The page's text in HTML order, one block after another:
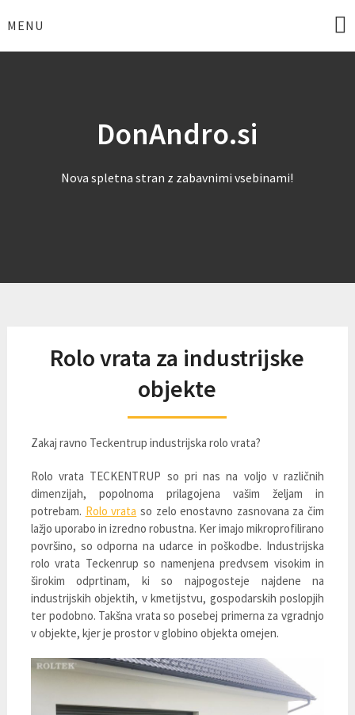
toMENU
DonAndro.si
Nova spletna stran z zabavnimi vsebinami!
Rolo vrata za industrijske
objekte
Zakaj ravno Teckentrup industrijska rolo vrata?
Rolo vrata TECKENTRUP so pri nas na voljo v različnih
dimenzijah, popolnoma prilagojena vašim željam in
potrebam. Rolo vrata so zelo enostavno zasnovana za čim
lažjo uporabo in izredno robustna. Ker imajo mikroprofilirano
površino, so odporna na udarce in poškodbe. Industrijska
rolo vrata Teckenrup so namenjena predvsem visokim in
širokim odprtinam, ki so najpogosteje najdene na
industrijskih objektih, v kmetijstvu, gospodarskih poslopjih
ter podobno. Takšna vrata so posebej primerna za vgradnjo
v objekte, kjer je prostor v globino objekta omejen.